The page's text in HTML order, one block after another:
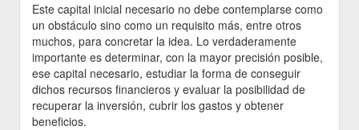
Este capital inicial necesario no debe contemplarse como
un obstáculo sino como un requisito más, entre otros
muchos, para concretar la idea. Lo verdaderamente
importante es determinar, con la mayor precisión posible,
ese capital necesario, estudiar la forma de conseguir
dichos recursos financieros y evaluar la posibilidad de
recuperar la inversión, cubrir los gastos y obtener
beneficios.